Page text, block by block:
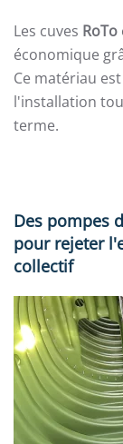
Les cuves RoTo
économique
Ce matériau
l'installation
terme.
Des pompes
pour rejeter
collectif